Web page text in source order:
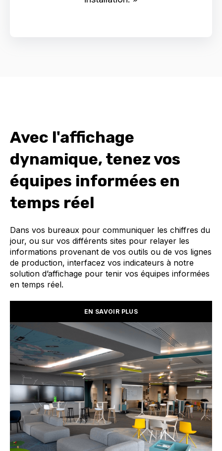
Avec l'affichage
dynamique, tenez vos
équipes informées en
temps réel
Dans vos bureaux pour communiquer les chiffres du
jour, ou sur vos différents sites pour relayer les
informations provenant de vos outils ou de vos lignes
de production, interfacez vos indicateurs à notre
solution d’affichage pour tenir vos équipes informées
en temps réel.
EN SAVOIR PLUS